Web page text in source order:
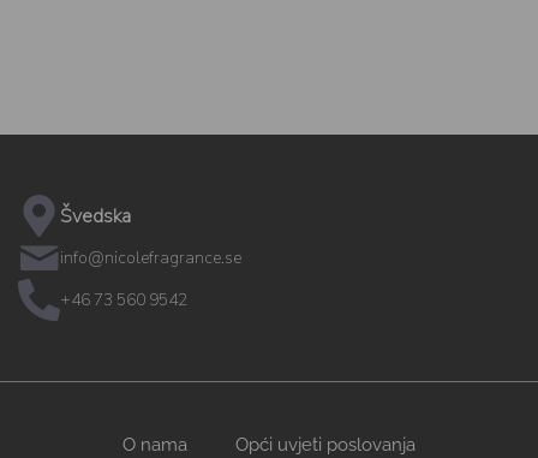
Švedska
info@nicolefragrance.se
+46 73 560 9542
O nama Opći uvjeti poslovanja